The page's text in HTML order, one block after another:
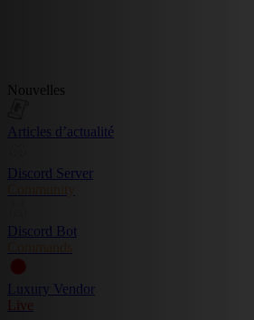
Nouvelles
Articles d’actualité
Discord Server
Community
Discord Bot
Luxury Vendor
Live